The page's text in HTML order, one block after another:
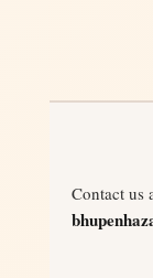
Contact us